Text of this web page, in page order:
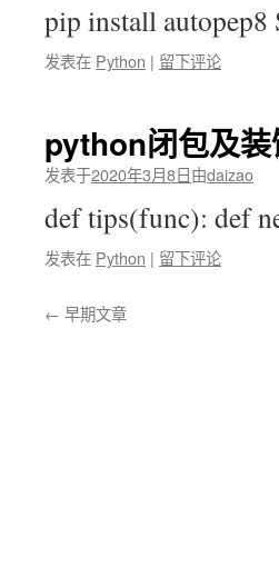
pip install
发表在 Python | 留下评论
python闭包及装
发表于2020年3月8日由daizao
def tips(func): def
发表在 Python | 留下评论
← 早期文章